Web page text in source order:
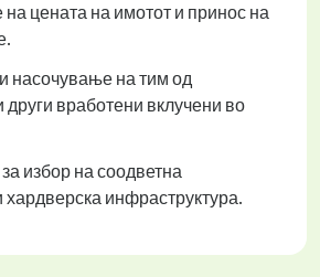
цената на имотот и принос на
насочување на тим од
други вработени вклучени во
избор на соодветна
инфраструктура.